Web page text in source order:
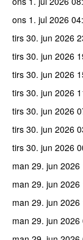
ons 1. jul 2026
tirs 30. jun 2026
tirs 30. jun 2026
tirs 30. jun 2026
tirs 30. jun 2026
tirs 30. jun 2026
tirs 30. jun 2026
tirs 30. jun 2026
man 29. jun 2026
man 29. jun 2026
man 29. jun 2026
man 29. jun 2026